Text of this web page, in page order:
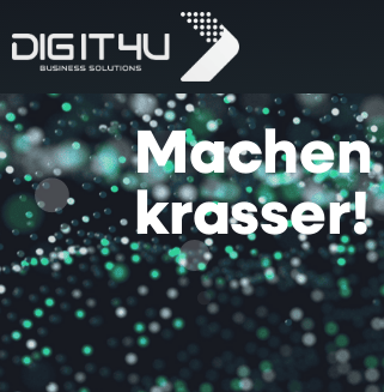
Machen
krasser!